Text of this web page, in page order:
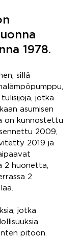
1978.
sillä
jotka
asumisen
on kunnostettu
2009,
2019 ja
2 huonetta,
2
jotka
pitoon.